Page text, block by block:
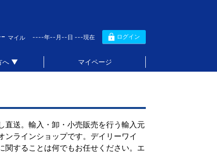
マイル ----年--月--日 ---現在 ログイン
へ ▼ マイページ
直送。輸入・卸・小売販売を行う輸入元
ラインショップです。デイリーワイ
関することは何でもお任せください。エ